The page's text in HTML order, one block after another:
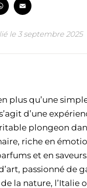
WhatsApp
le3 septembre 2025
plus qu’une
d’une
plongeon
riche en
et en
passionné de
la nature, l’Italie